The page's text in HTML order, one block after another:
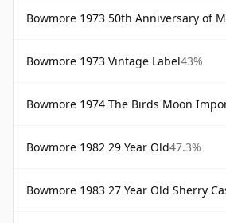
Bowmore 1973 50th Anniversary of
Bowmore 1973 Vintage Label43%
Bowmore 1974 The Birds Moon
Bowmore 1982 29 Year Old47.3%
Bowmore 1983 27 Year Old Sherry